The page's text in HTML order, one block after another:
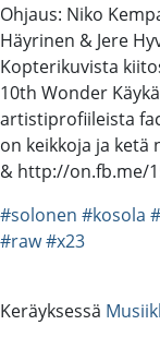
Ohjaus: Niko
Häyrinen & Jere
Kopterikuvista
10th Wonder
artistiprofiileista
on keikkoja ja
& http://on.fb.me/
#solonen #kosola
#raw#x23
Keräyksessä